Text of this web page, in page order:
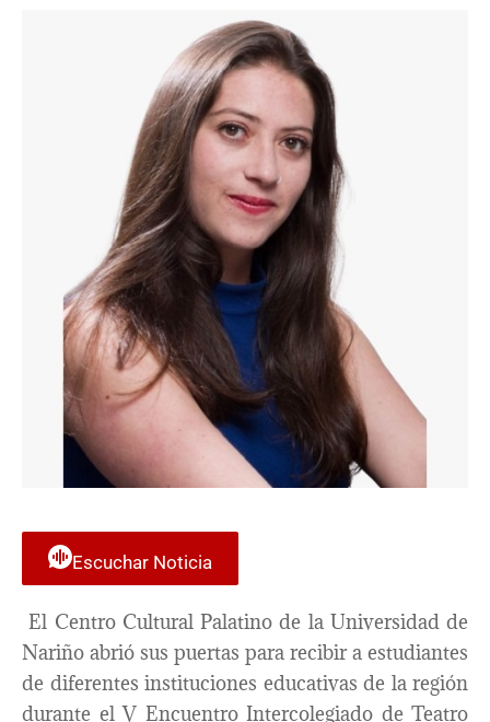
Escuchar Noticia
El Centro Cultural Palatino de la Universidad de
Nariño abrió sus puertas para recibir a estudiantes
de diferentes instituciones educativas de la región
durante el V Encuentro Intercolegiado de Teatro